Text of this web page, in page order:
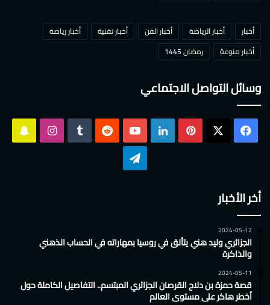
أخبار أخبار الرياضة أخبار الفن أخبار تقنية
أخبار رياضة
أخبار منوعة
رمضان 1445
وسائل التواصل الاجتماعي
فيسبوك بينتيريست لينكدإن ‫YouTube انستقرام
أخر الأخبار
2024-05-12
الجزائري وليد هني يتألق في روسيا بمهاراته في الحساب الذهني
والذاكرة
2024-05-11
قصة حمزة بن دلاج القرصان الجزائري المبتسم.. التفاصيل الكاملة حول
أخطر هاكر على مستوى العالم